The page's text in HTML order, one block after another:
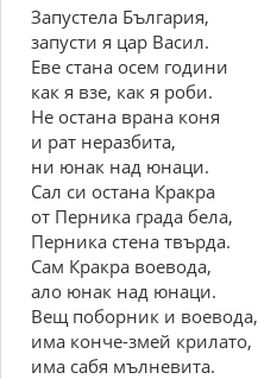
Запустела България,
запусти я цар Васил.
Еве стана осем години
как я взе, как я роби.
Не остана врана коня
и рат неразбита,
ни юнак над юнаци.
Сал си остана Кракра
от Перника града бела,
Перника стена твърда.
Сам Кракра воевода,
ало юнак над юнаци.
Вещ поборник и воевода,
има конче-змей крилато,
има сабя мълневита.